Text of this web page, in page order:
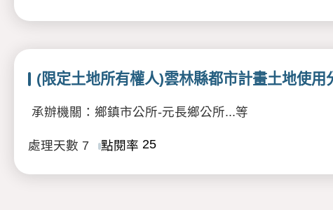
(限定土地所有權人)雲林縣都市計畫土地使
承辦機關：鄉鎮市公所-元長鄉公所...等
處理天數 7 點閱率 25